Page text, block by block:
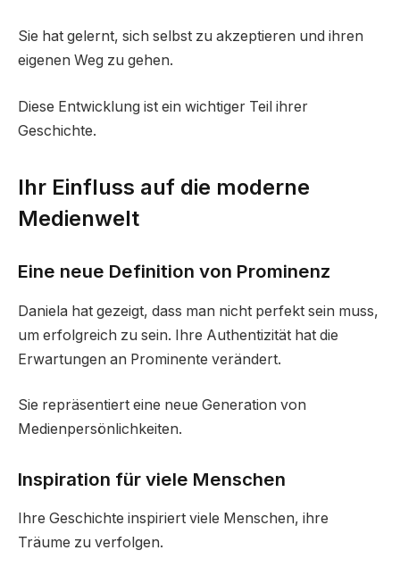
Sie hat gelernt, sich selbst zu akzeptieren und ihren
eigenen Weg zu gehen.
Diese Entwicklung ist ein wichtiger Teil ihrer
Geschichte.
Ihr Einfluss auf die moderne
Medienwelt
Eine neue Definition von Prominenz
Daniela hat gezeigt, dass man nicht perfekt sein muss,
um erfolgreich zu sein. Ihre Authentizität hat die
Erwartungen an Prominente verändert.
Sie repräsentiert eine neue Generation von
Medienpersönlichkeiten.
Inspiration für viele Menschen
Ihre Geschichte inspiriert viele Menschen, ihre
Träume zu verfolgen.